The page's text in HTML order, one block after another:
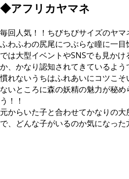
◆アフリカヤマネ
毎回人気！！ちびちびサイズのヤマ
ふわふわの尻尾につぶらな瞳に一目
では大型イベントやSNSでも見か
か、かなり認知されてきているよう
慣れないうちはふれあいにコツこ
ないところに森の妖精の魅力が秘
う！！
元からいた子と合わせてかなりの
で、どんな子がいるのか気になっ